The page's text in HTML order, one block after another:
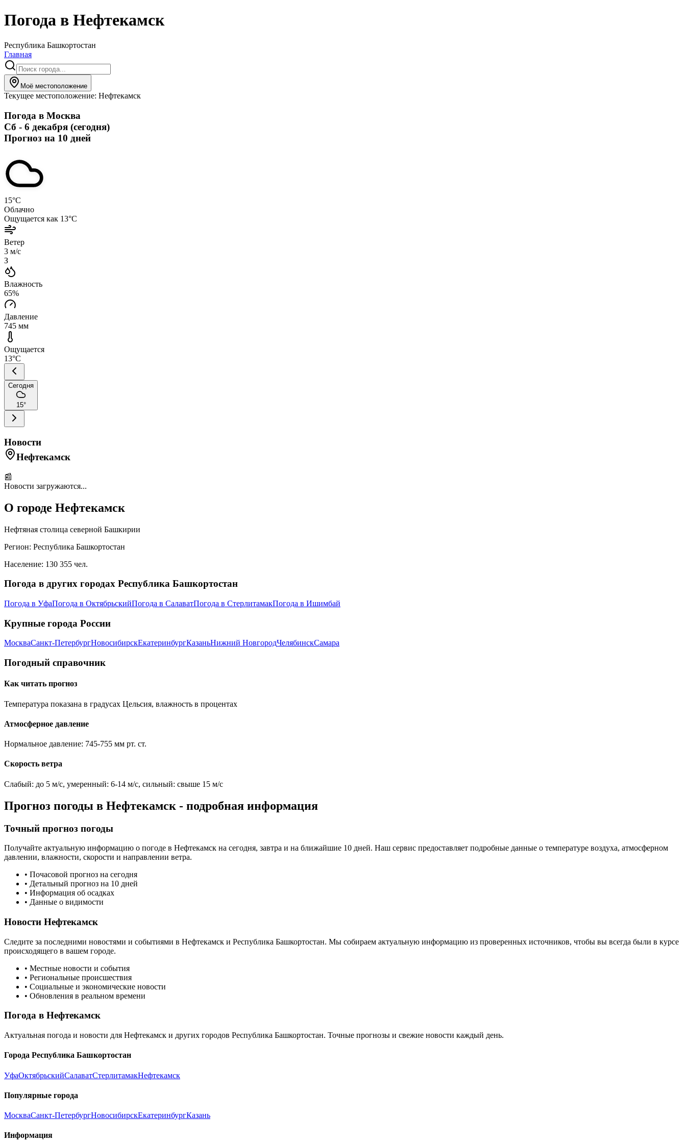
Погода в Нефтекамск
Республика Башкортостан
Главная
Моё местоположение
Текущее местоположение: Нефтекамск
Погода в Москва
Сб - 6 декабря (сегодня)
Прогноз на 10 дней
15°C
Облачно
Ощущается как 13°C
Ветер
3 м/с
З
Влажность
65%
Давление
745 мм
Ощущается
13°C
Сегодня
15°
Новости
Нефтекамск
📰
Новости загружаются...
О городе Нефтекамск
Нефтяная столица северной Башкирии
Регион: Республика Башкортостан
Население: 130 355 чел.
Погода в других городах Республика Башкортостан
Погода в УфаПогода в ОктябрьскийПогода в СалаватПогода в СтерлитамакПогода в Ишимбай
Крупные города России
МоскваСанкт-ПетербургНовосибирскЕкатеринбургКазаньНижний НовгородЧелябинскСамара
Погодный справочник
Как читать прогноз
Температура показана в градусах Цельсия, влажность в процентах
Атмосферное давление
Нормальное давление: 745-755 мм рт. ст.
Скорость ветра
Слабый: до 5 м/с, умеренный: 6-14 м/с, сильный: свыше 15 м/с
Прогноз погоды в Нефтекамск - подробная информация
Точный прогноз погоды
Получайте актуальную информацию о погоде в Нефтекамск на сегодня, завтра и на ближайшие 10 дней. Наш сервис предоставляет подробные данные о температуре воздуха, атмосферном
давлении, влажности, скорости и направлении ветра.
• Почасовой прогноз на сегодня
• Детальный прогноз на 10 дней
• Информация об осадках
• Данные о видимости
Новости Нефтекамск
Следите за последними новостями и событиями в Нефтекамск и Республика Башкортостан. Мы собираем актуальную информацию из проверенных источников, чтобы вы всегда были в курсе
происходящего в вашем городе.
• Местные новости и события
• Региональные происшествия
• Социальные и экономические новости
• Обновления в реальном времени
Погода в Нефтекамск
Актуальная погода и новости для Нефтекамск и других городов Республика Башкортостан. Точные прогнозы и свежие новости каждый день.
Города Республика Башкортостан
УфаОктябрьскийСалаватСтерлитамакНефтекамск
Популярные города
МоскваСанкт-ПетербургНовосибирскЕкатеринбургКазань
Информация